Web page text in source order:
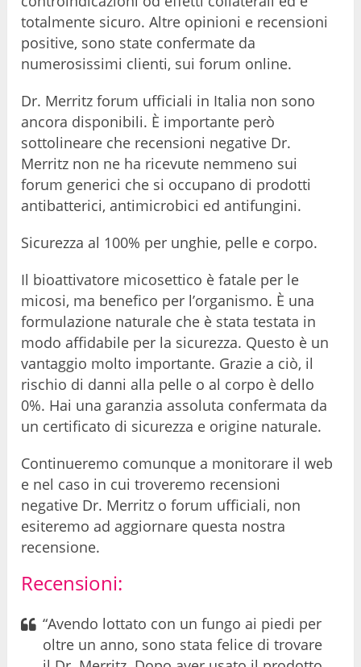
totalmente sicuro. Altre opinioni e recensioni
positive, sono state confermate da
numerosissimi clienti, sui forum online.
Dr. Merritz forum ufficiali in Italia non sono
ancora disponibili. È importante però
sottolineare che recensioni negative Dr.
Merritz non ne ha ricevute nemmeno sui
forum generici che si occupano di prodotti
antibatterici, antimicrobici ed antifungini.
Sicurezza al 100% per unghie, pelle e corpo.
Il bioattivatore micosettico è fatale per le
micosi, ma benefico per l’organismo. È una
formulazione naturale che è stata testata in
modo affidabile per la sicurezza. Questo è un
vantaggio molto importante. Grazie a ciò, il
rischio di danni alla pelle o al corpo è dello
0%. Hai una garanzia assoluta confermata da
un certificato di sicurezza e origine naturale.
Continueremo comunque a monitorare il web
e nel caso in cui troveremo recensioni
negative Dr. Merritz o forum ufficiali, non
esiteremo ad aggiornare questa nostra
recensione.
Recensioni:
“Avendo lottato con un fungo ai piedi per
oltre un anno, sono stata felice di trovare